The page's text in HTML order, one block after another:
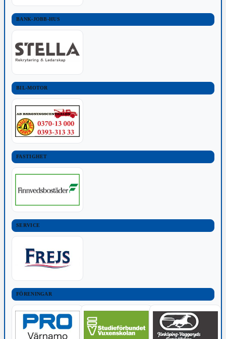
BANK-JOBB-HUS
BIL-MOTOR
FASTIGHET
SERVICE
FÖRENINGAR